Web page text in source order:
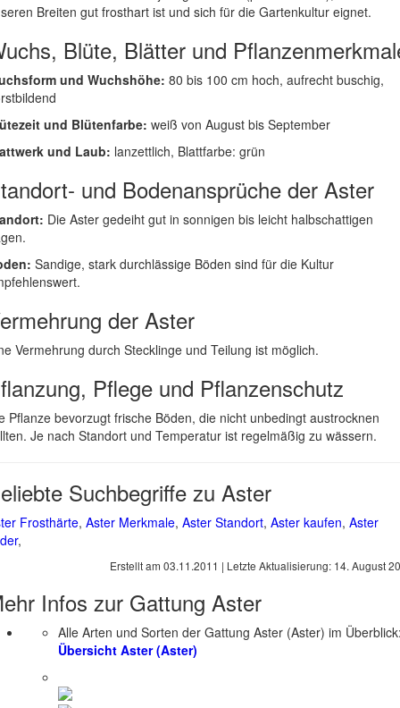
Breiten gut frosthart ist und sich für die Gartenkultur eignet.
Blüte, Blätter und
und Wuchshöhe: 80 bis 100 cm hoch, aufrecht buschig,
und Blütenfarbe: weiß von August bis September
und Laub: lanzettlich, Blattfarbe: grün
und Bodenansprüche der Aster
Die Aster gedeiht gut in sonnigen bis leicht halbschattigen
Sandige, stark durchlässige Böden sind für die Kultur
der Aster
Vermehrung durch Stecklinge und Teilung ist möglich.
Pflege und Pflanzenschutz
Pflanze bevorzugt frische Böden, die nicht unbedingt austrocknen
Je nach Standort und Temperatur ist regelmäßig zu wässern.
Suchbegriffe zu Aster
Frosthärte, Aster Merkmale, Aster Standort, Aster kaufen, Aster
,
Erstellt am 03.11.2011 | Letzte Aktualisierung: 14. August
Infos zur Gattung Aster
Alle Arten und Sorten der Gattung Aster (Aster) im
Übersicht Aster (Aster)